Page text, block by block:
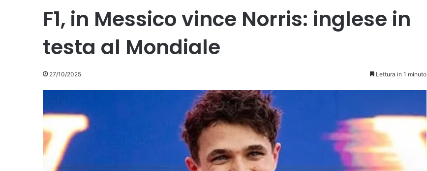
F1, in Messico vince Norris: inglese in
testa al Mondiale
27/10/2025 Lettura in 1 minuto